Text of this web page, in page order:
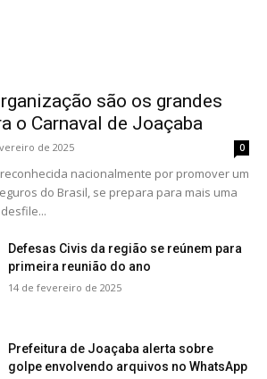
são os grandes
o Carnaval de Joaçaba
de 2025 0
nacionalmente por promover um
do Brasil, se prepara para mais uma
Defesas Civis da região se reúnem para
primeira reunião do ano
14 de fevereiro de 2025
Prefeitura de Joaçaba alerta sobre
golpe envolvendo arquivos no WhatsApp